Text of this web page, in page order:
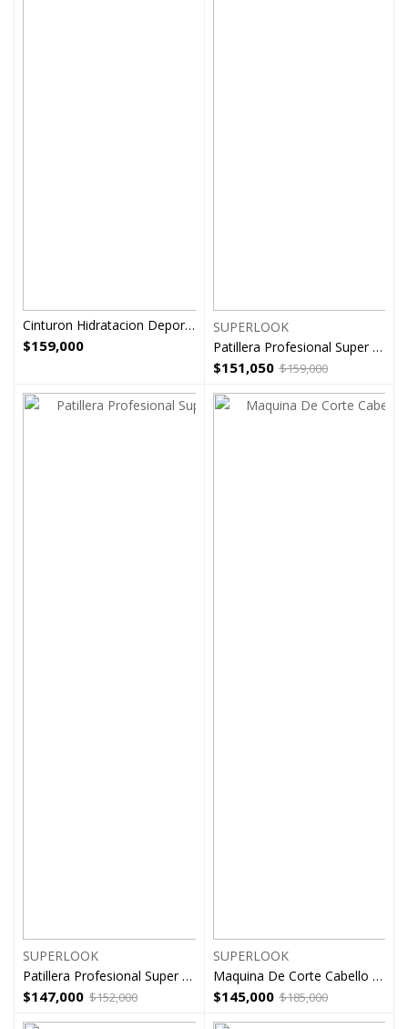
Cinturon Hidratacion Deportes Running
$159,000
SUPERLOOK
Patillera Profesional Super Look barberia peluqueria 146
$159,000
$151,050
SUPERLOOK
Patillera Profesional Super Look Slp 812 Peluqueria
$152,000
$147,000
SUPERLOOK
Maquina De Corte Cabello Super Look SLP17
$185,000
$145,000